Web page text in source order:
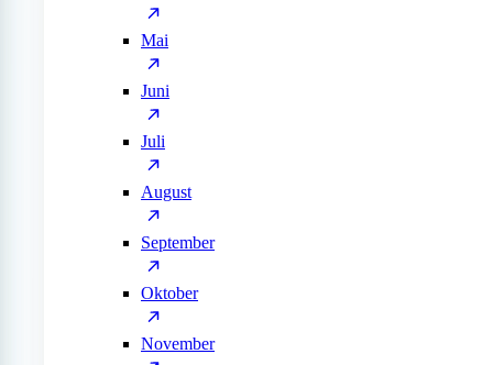
Mai
Juni
Juli
August
September
Oktober
November